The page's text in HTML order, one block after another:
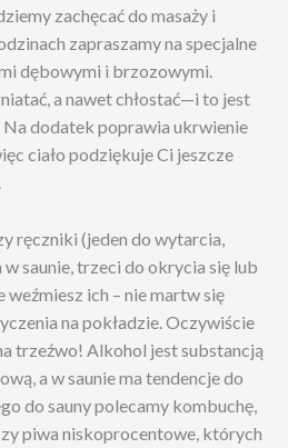
zachęcać do masaży i
zapraszamy na specjalne
dębowymi i brzozowymi.
a nawet chłostać—i to jest
dodatek poprawia ukrwienie
ciało podziękuje Ci jeszcze
ręczniki (jeden do wytarcia,
saunie, trzeci do okrycia się lub
ich – nie martw się
na pokładzie. Oczywiście
trzeźwo! Alkohol jest substancją
a w saunie ma tendencje do
do sauny polecamy kombuchę,
piwa niskoprocentowe, których